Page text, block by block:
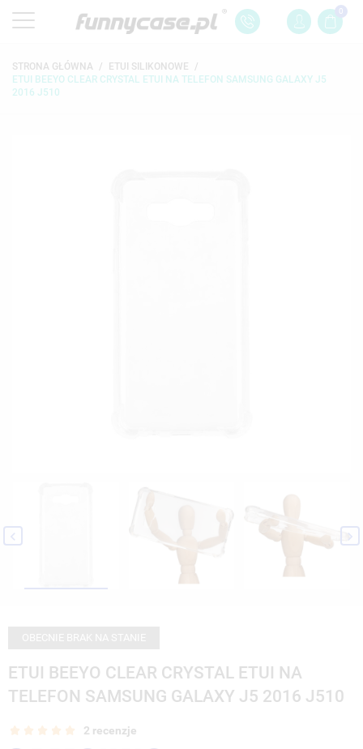
0
STRONA GŁÓWNA
ETUI SILIKONOWE
ETUI BEEYO CLEAR CRYSTAL ETUI NA TELEFON SAMSUNG GALAXY J5
2016 J510
 
ETUI BEEYO CLEAR CRYSTAL ETUI NA
TELEFON SAMSUNG GALAXY J5 2016 J510
2 recenzje